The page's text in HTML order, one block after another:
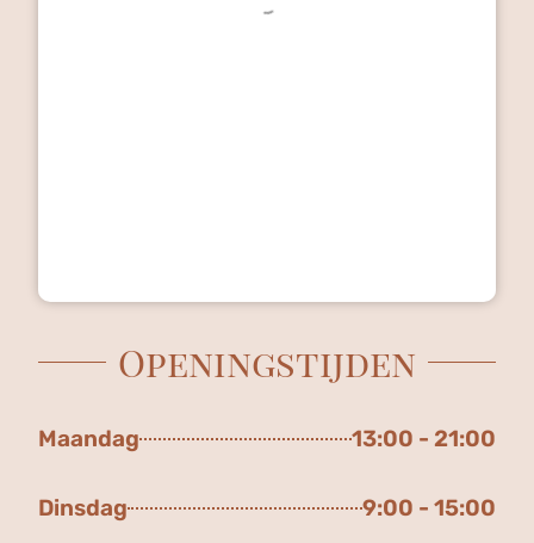
Openingstijden
Maandag 13:00 - 21:00
Dinsdag 9:00 - 15:00